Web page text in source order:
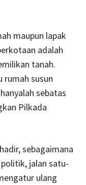
maupun lapak
adalah
tanah.
rumah susun
sebatas
Pilkada
sebagaimana
jalan satu-
ulang